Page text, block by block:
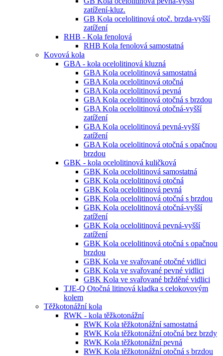
zatížení-kluz.
GB Kola ocelolitinová otoč. brzda-vyšší
zatížení
RHB - Kola fenolová
RHB Kola fenolová samostatná
Kovová kola
GBA - kola ocelolitinová kluzná
GBA Kola ocelolitinová samostatná
GBA Kola ocelolitinová otočná
GBA Kola ocelolitinová pevná
GBA Kola ocelolitinová otočná s brzdou
GBA Kola ocelolitinová otočná-vyšší
zatížení
GBA Kola ocelolitinová pevná-vyšší
zatížení
GBA Kola ocelolitinová otočná s opačnou
brzdou
GBK - kola ocelolitinová kuličková
GBK Kola ocelolitinová samostatná
GBK Kola ocelolitinová otočná
GBK Kola ocelolitinová pevná
GBK Kola ocelolitinová otočná s brzdou
GBK Kola ocelolitinová otočná-vyšší
zatížení
GBK Kola ocelolitinová pevná-vyšší
zatížení
GBK Kola ocelolitinová otočná s opačnou
brzdou
GBK Kola ve svařované otočné vidlici
GBK Kola ve svařované pevné vidlici
GBK Kola ve svařované bržděné vidlici
TJE-Q Otočná litinová kladka s celokovovým
kolem
Těžkotonážní kola
RWK - kola těžkotonážní
RWK Kola těžkotonážní samostatná
RWK Kola těžkotonážní otočná bez brzdy
RWK Kola těžkotonážní pevná
RWK Kola těžkotonážní otočná s brzdou